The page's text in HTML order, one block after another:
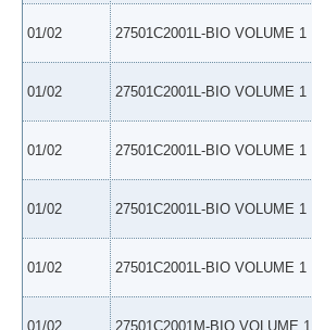
01/02 27501C2001L-BIO VOLUME 1
01/02 27501C2001L-BIO VOLUME 1
01/02 27501C2001L-BIO VOLUME 1
01/02 27501C2001L-BIO VOLUME 1
01/02 27501C2001L-BIO VOLUME 1
01/02 27501C2001M-BIO VOLUME 1